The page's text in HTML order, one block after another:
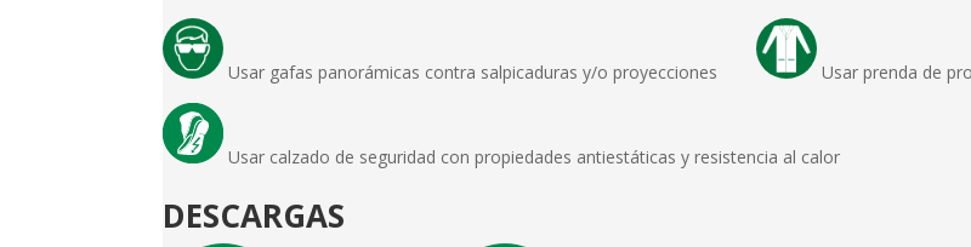
Usar gafas panorámicas contra salpicaduras y/o proyecciones Usar prenda de
Usar calzado de seguridad con propiedades antiestáticas y resistencia al calor
DESCARGAS